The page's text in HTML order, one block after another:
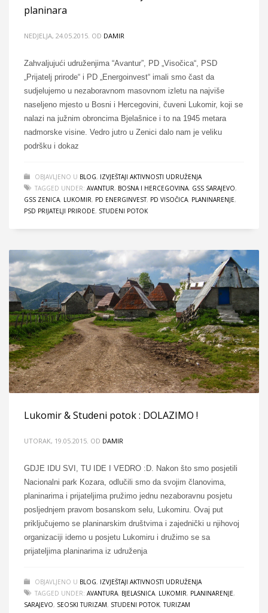
planinara
NEDJELJA, 24.05.2015. OD DAMIR
Zahvaljujući udruženjima “Avantur”, PD „Visočica“, PSD
„Prijatelj prirode“ i PD „Energoinvest“ imali smo čast da
sudjelujemo u nezaboravnom masovnom izletu na najviše
naseljeno mjesto u Bosni i Hercegovini, čuveni Lukomir, koji se
nalazi na južnim obroncima Bjelašnice i to na 1945 metara
nadmorske visine. Vedro jutro u Zenici dalo nam je veliku
podršku i dokaz
OBJAVLJENO U BLOG, IZVJEŠTAJI AKTIVNOSTI UDRUŽENJA
TAGGED UNDER: AVANTUR, BOSNA I HERCEGOVINA, GSS SARAJEVO,
GSS ZENICA, LUKOMIR, PD ENERGINVEST, PD VISOČICA, PLANINARENJE,
PSD PRIJATELJI PRIRODE, STUDENI POTOK
Lukomir & Studeni potok : DOLAZIMO !
UTORAK, 19.05.2015. OD DAMIR
GDJE IDU SVI, TU IDE I VEDRO :D. Nakon što smo posjetili
Nacionalni park Kozara, odlučili smo da svojim članovima,
planinarima i prijateljima pružimo jednu nezaboravnu posjetu
posljednjem pravom bosanskom selu, Lukomiru. Ovaj put
priključujemo se planinarskim društvima i zajednički u njihovoj
organizaciji idemo u posjetu Lukomiru i družimo se sa
prijateljima planinarima iz udruženja
OBJAVLJENO U BLOG, IZVJEŠTAJI AKTIVNOSTI UDRUŽENJA
TAGGED UNDER: AVANTURA, BJELASNICA, LUKOMIR, PLANINARENJE,
SARAJEVO, SEOSKI TURIZAM, STUDENI POTOK,TURIZAM